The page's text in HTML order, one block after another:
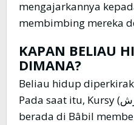
mengajarkannya
membimbing mereka
KAPAN BELIAU
DIMANA?
Beliau hidup
Pada saat itu, Kursy (كورش (Raja Persia yang
berada di Bâbil